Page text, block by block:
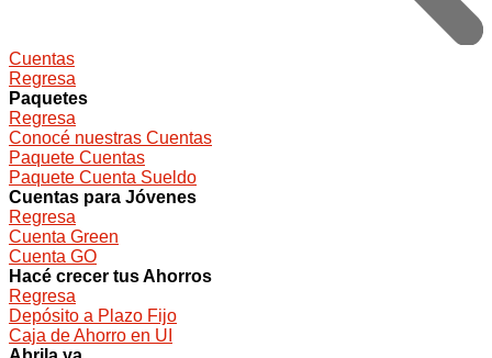
Cuentas
Regresa
Paquetes
Regresa
Conocé nuestras Cuentas
Paquete Cuentas
Paquete Cuenta Sueldo
Cuentas para Jóvenes
Regresa
Cuenta Green
Cuenta GO
Hacé crecer tus Ahorros
Regresa
Depósito a Plazo Fijo
Caja de Ahorro en UI